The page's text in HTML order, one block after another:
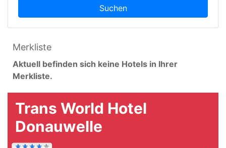
Suchen
Merkliste
Aktuell befinden sich keine Hotels in Ihrer
Merkliste.
Trans World Hotel
Donauwelle